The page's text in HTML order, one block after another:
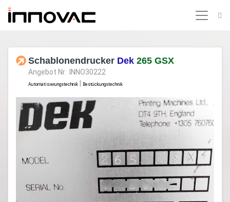
Schablonendrucker Dek 265 GSX
Angebot Nr. INNO30222
Automatisierungstechnik Bestückungstechnik